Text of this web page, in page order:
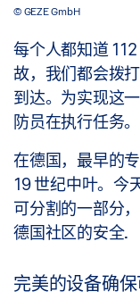
© GEZE GmbH
每个人都知道
故，我们都会拨
到达。为实现这
防员在执行任务。
在德国，最早的
19 世纪中叶。今
可分割的一部分
德国社区的安全.
完美的设备确